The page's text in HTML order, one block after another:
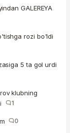
GALEREYA
rozi bo'ldi
5 ta gol urdi
klubning
1
0